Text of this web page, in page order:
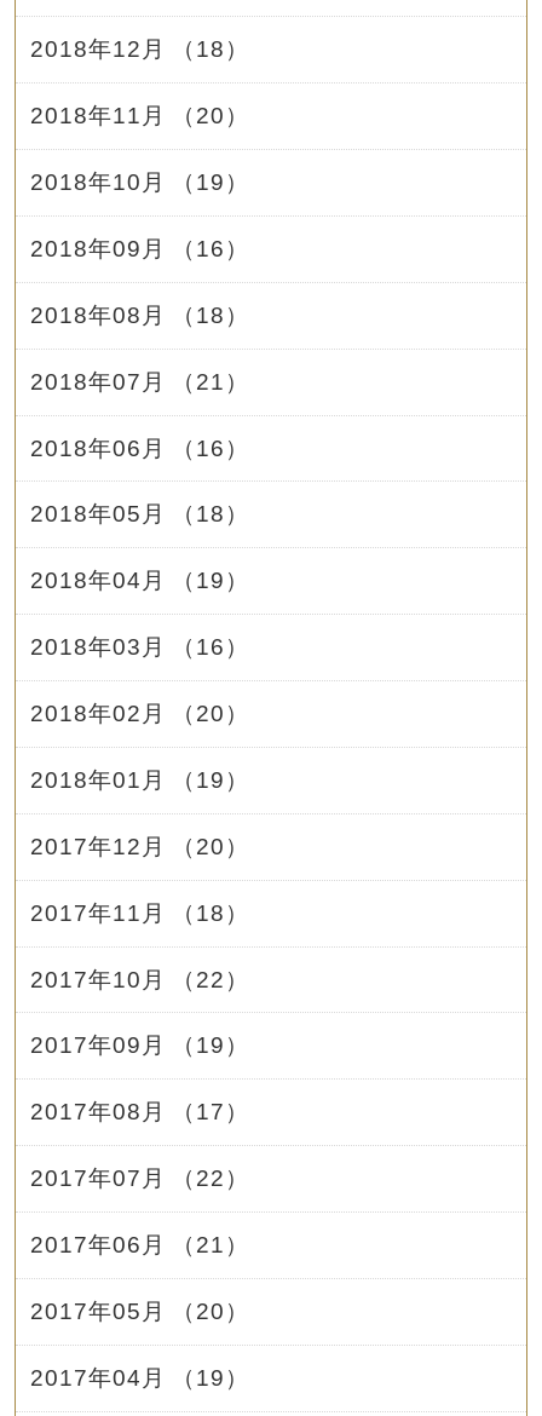
2018年12月 （18）
2018年11月 （20）
2018年10月 （19）
2018年09月 （16）
2018年08月 （18）
2018年07月 （21）
2018年06月 （16）
2018年05月 （18）
2018年04月 （19）
2018年03月 （16）
2018年02月 （20）
2018年01月 （19）
2017年12月 （20）
2017年11月 （18）
2017年10月 （22）
2017年09月 （19）
2017年08月 （17）
2017年07月 （22）
2017年06月 （21）
2017年05月 （20）
2017年04月 （19）